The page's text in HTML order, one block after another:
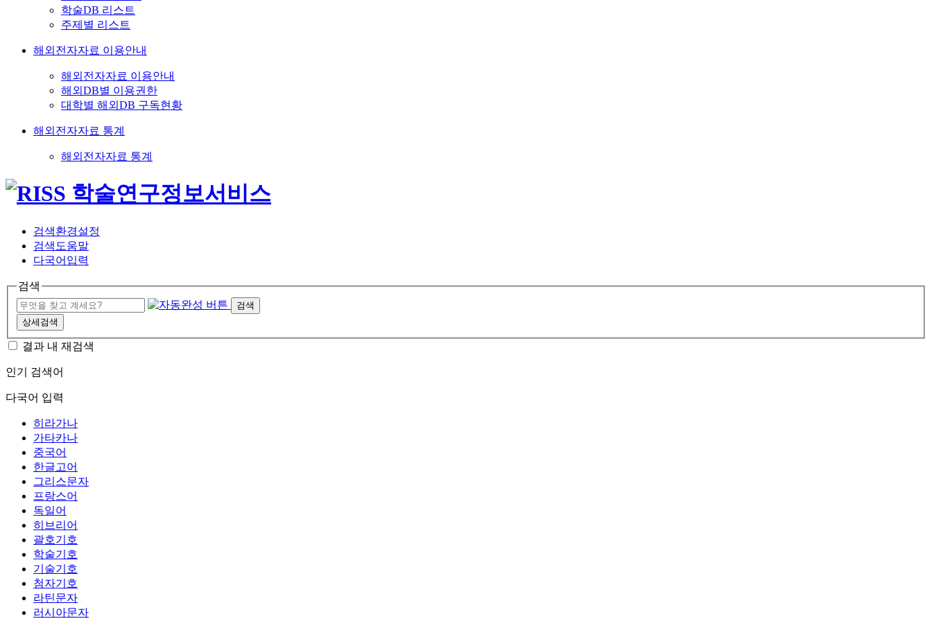
학술DB 리스트
주제별 리스트
해외전자자료 이용안내
해외전자자료 이용안내
해외DB별 이용권한
대학별 해외DB 구독현황
해외전자자료 통계
해외전자자료 통계
검색환경설정
검색도움말
다국어입력
검색
검색
상세검색
결과 내 재검색
인기 검색어
다국어 입력
히라가나
가타카나
중국어
한글고어
그리스문자
프랑스어
독일어
히브리어
괄호기호
학술기호
기술기호
첨자기호
라틴문자
러시아문자